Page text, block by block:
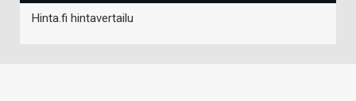
Hinta.fi hintavertailu